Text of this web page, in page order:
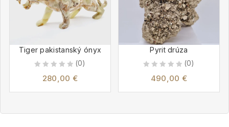
Tiger pakistanský ónyx
(0)
280,00 €
Pyrit drúza
(0)
490,00 €